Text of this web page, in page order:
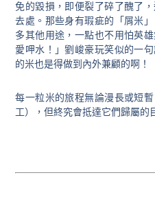
免的毀損，即便裂了碎了醜了
去處。那些身有瑕疵的「屑米
多其他用途，一點也不用怕英
愛呷水！」劉峻豪玩笑似的一
的米也是得做到內外兼顧的啊！
每一粒米的旅程無論漫長或短
工），但終究會抵達它們歸屬的